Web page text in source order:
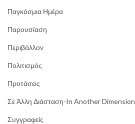
Παγκόσμια Ημέρα
Παρουσίαση
Περιβάλλον
Πολιτισμός
Προτάσεις
Σε Άλλη Διάσταση-In Another Dimension
Συγγραφείς